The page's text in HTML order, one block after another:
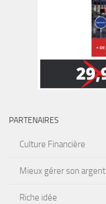
PARTENAIRES
Culture Financière
Mieux gérer son argent
Riche idée